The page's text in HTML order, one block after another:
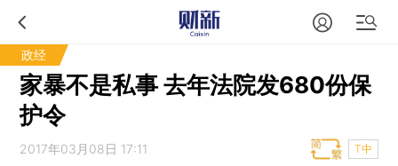
政经
家暴不是私事 去年法院发680份保
护令
2017年03月08日 17:11 T中